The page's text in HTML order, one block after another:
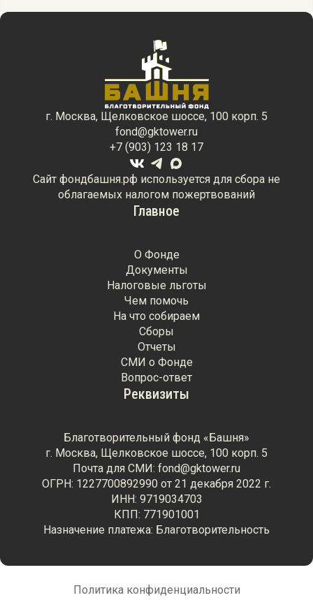
Главное
О Фонде
Документы
Налоговые льготы
Чем помочь
На что собираем
Сборы
Отчеты
СМИ о Фонде
Вопрос-ответ
г. Москва, Щелковское шоссе, 100 корп. 5
fond@gktower.ru
+7 (903) 123 18 17
Сайт фондбашня.рф используется для сбора не
облагаемых налогом пожертвований
Реквизиты
Благотворительный фонд «Башня»
г. Москва, Щелковское шоссе, 100 корп. 5
Почта для СМИ: fond@gktower.ru
ОГРН: 1227700892990 от 21 декабря 2022 г.
ИНН: 9719034703
КПП: 771901001
Назначение платежа: Благотворительность
Политика конфиденциальности